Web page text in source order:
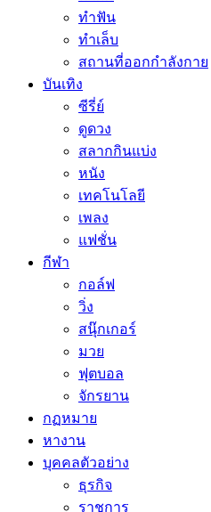
ทำฟัน
ทำเล็บ
สถานที่ออกกำลังกาย
บันเทิง
ซีรี่ย์
ดูดวง
สลากกินแบ่ง
หนัง
เทคโนโลยี
เพลง
แฟชั่น
กีฬา
กอล์ฟ
วิ่ง
สนุ๊กเกอร์
มวย
ฟุตบอล
จักรยาน
กฏหมาย
หางาน
บุคคลตัวอย่าง
ธุรกิจ
ราชการ